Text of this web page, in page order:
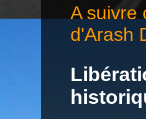
A suivre
d'Arash